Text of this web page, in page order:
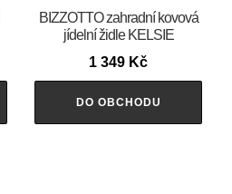
BIZZOTTO zahradní kovová
jídelní židle KELSIE
1 349 Kč
DO OBCHODU